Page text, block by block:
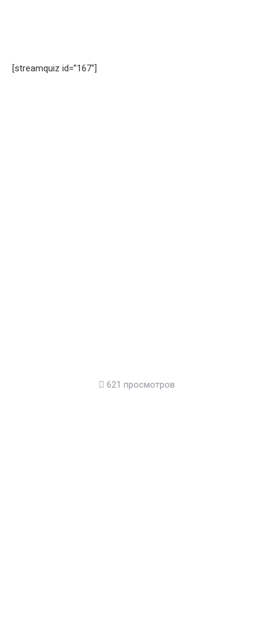
[streamquiz id=”167″]
621 просмотров